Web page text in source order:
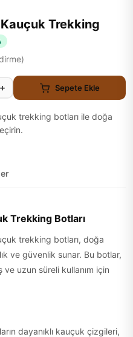
Trekking
+ Sepete Ekle
trekking botları ile doğa
Trekking Botları
trekking botları, doğa
ve güvenlik sunar. Bu botlar,
ve uzun süreli kullanım için
dayanıklı kauçuk çizgileri,